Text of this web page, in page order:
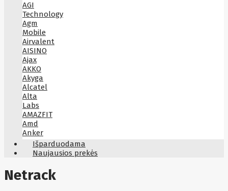
AGI
Technology
Agm
Mobile
Airvalent
AISINO
Ajax
AKKO
Akyga
Alcatel
Alta
Labs
AMAZFIT
Amd
Anker
Antec
Aoc
Apc
Apollo
Išparduodama
Naujausios prekės
Netrack